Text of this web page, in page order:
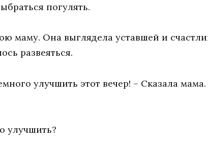
погулять.
маму. Она выглядела уставшей и
развеяться.
улучшить этот вечер! – Сказала
улучшить?